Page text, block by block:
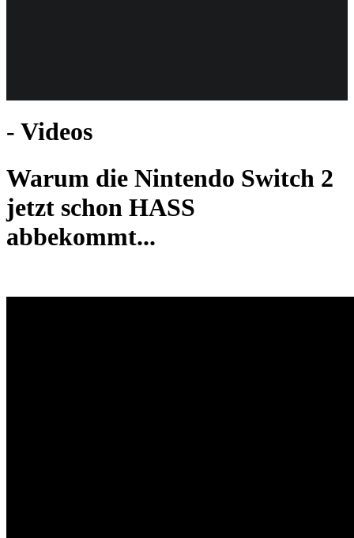
- Videos
Warum die Nintendo Switch 2
jetzt schon HASS
abbekommt...